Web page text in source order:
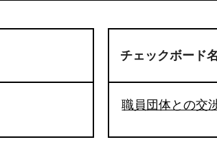
チェックボード名
職員団体との交